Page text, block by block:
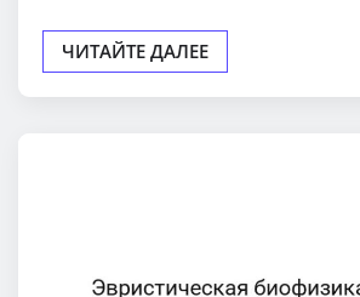
ЧИТАЙТЕ ДАЛЕЕ